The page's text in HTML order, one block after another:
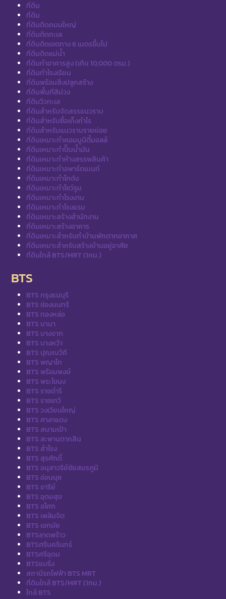
ที่ดิน
ที่ดิน
ที่ดินติดถนนใหญ่
ที่ดินติดทะเล
ที่ดินติดเขตทาง 6 เมตรขึ้นไป
ที่ดินติดแม่น้ำ
ที่ดินทำอาคารสูง (เกิน 10,000 ตรม.)
ที่ดินทำโรงเรียน
ที่ดินพร้อมสิ่งปลูกสร้าง
ที่ดินพื้นที่สีม่วง
ที่ดินวิวทะเล
ที่ดินสำหรับจัดสรรแนวราบ
ที่ดินสำหรับซื้อเก็งกำไร
ที่ดินสำหรับแนวราบรายย่อย
ที่ดินเหมาะทำคอมมูนิตี้มอลล์
ที่ดินเหมาะทำปั๊มน้ำมัน
ที่ดินเหมาะทำห้างสรรพสินค้า
ที่ดินเหมาะทำอพาร์ตเมนท์
ที่ดินเหมาะทำโกดัง
ที่ดินเหมาะทำโชว์รูม
ที่ดินเหมาะทำโรงงาน
ที่ดินเหมาะทำโรงแรม
ที่ดินเหมาะสร้างสำนักงาน
ที่ดินเหมาะสร้างอาคาร
ที่ดินเหมาะสำหรับทำบ้านพักตากอากาศ
ที่ดินเหมาะสำหรับสร้างบ้านอยู่อาศัย
ที่ดินใกล้ BTS/MRT (1กม.)
BTS
BTS กรุงธนบุรี
BTS ช่องนนทรี
BTS ทองหล่อ
BTS นานา
BTS บางจาก
BTS บางหว้า
BTS ปุณณวิถี
BTS พญาไท
BTS พร้อมพงษ์
BTS พระโขนง
BTS ราชดำริ
BTS ราชเทวี
BTS วงเวียนใหญ่
BTS ศาลาแดง
BTS สนามเป้า
BTS สะพานตากสิน
BTS สำโรง
BTS สุรศักดิ์
BTS อนุสาวรีย์ชัยสมรภูมิ
BTS อ่อนนุช
BTS อารีย์
BTS อุดมสุข
BTS อโศก
BTS เพลินจิต
BTS เอกมัย
BTSลาดพร้าว
BTSศรีนครินทร์
BTSศรีอุดม
BTSแบริ่ง
สถานีรถไฟฟ้า BTS MRT
ที่ดินใกล้ BTS/MRT (1กม.)
ใกล้ BTS